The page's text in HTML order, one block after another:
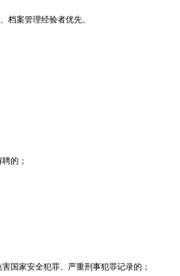
案管理经验者优先。
的；
家安全犯罪、严重刑事犯罪记录的；